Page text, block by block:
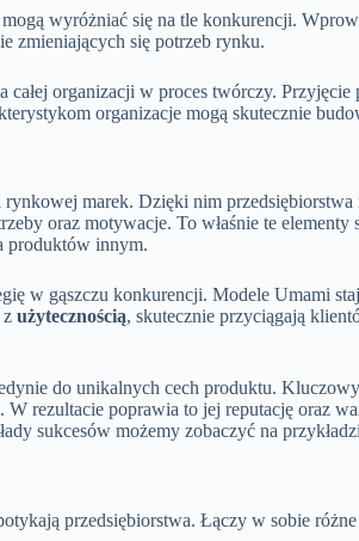
wyróżniać się na tle konkurencji.
zmieniających się potrzeb rynku.
całej organizacji w proces twórczy.
organizacje mogą skutecznie
marek. Dzięki nim
oraz motywacje. To właśnie te elementy
produktów innym.
w gąszczu konkurencji. Modele Umami
z użytecznością, skutecznie przyciągają
do unikalnych cech produktu.
rezultacie poprawia to jej reputację oraz
sukcesów możemy zobaczyć na
przedsiębiorstwa. Łączy w sobie